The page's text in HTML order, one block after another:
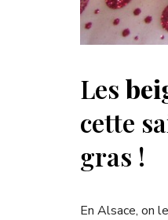
Les
cette
gras !
En Alsace, on